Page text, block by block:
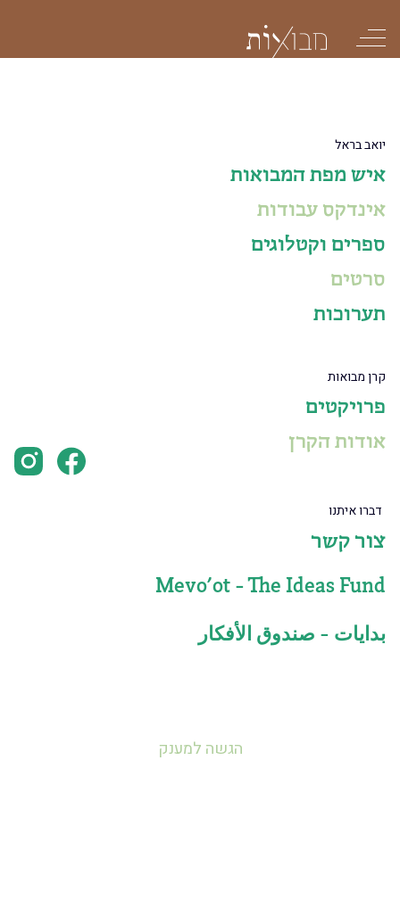
יואב בראל
איש מפת המבואות
אינדקס עבודות
ספרים וקטלוגים
סרטים
תערוכות
קרן מבואות
פרויקטים
אודות הקרן
דברו איתנו
צור קשר
Mevo’ot - The Ideas Fund
بدايات - صندوق الأفكار
הגשה למענק
שם פרטי
טלפון
אימייל
פנייה בנושא...
mevoot.art@gmail.com